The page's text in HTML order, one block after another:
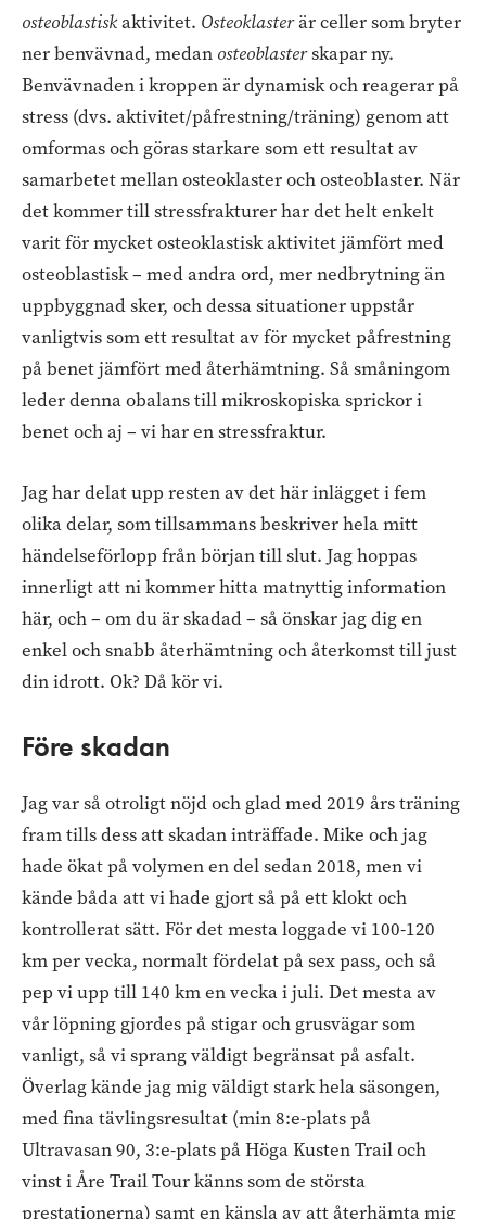
osteoblastiskaktivitet. Osteoklasterär celler som bryter
ner benvävnad, medan osteoblasterskapar ny.
Benvävnaden i kroppen är dynamisk och reagerar på
stress (dvs. aktivitet/påfrestning/träning) genom att
omformas och göras starkare som ett resultat av
samarbetet mellan osteoklaster och osteoblaster. När
det kommer till stressfrakturer har det helt enkelt
varit för mycket osteoklastisk aktivitet jämfört med
osteoblastisk – med andra ord, mer nedbrytning än
uppbyggnad sker, och dessa situationer uppstår
vanligtvis som ett resultat av för mycket påfrestning
på benet jämfört med återhämtning. Så småningom
leder denna obalans till mikroskopiska sprickor i
benet och aj – vi har en stressfraktur.
Jag har delat upp resten av det här inlägget i fem
olika delar, som tillsammans beskriver hela mitt
händelseförlopp från början till slut. Jag hoppas
innerligt att ni kommer hitta matnyttig information
här, och – om du är skadad – så önskar jag dig en
enkel och snabb återhämtning och återkomst till just
din idrott. Ok? Då kör vi.
Före skadan
Jag var så otroligt nöjd och glad med 2019 års träning
fram tills dess att skadan inträffade. Mike och jag
hade ökat på volymen en del sedan 2018, men vi
kände båda att vi hade gjort så på ett klokt och
kontrollerat sätt. För det mesta loggade vi 100-120
km per vecka, normalt fördelat på sex pass, och så
pep vi upp till 140 km en vecka i juli. Det mesta av
vår löpning gjordes på stigar och grusvägar som
vanligt, så vi sprang väldigt begränsat på asfalt.
Överlag kände jag mig väldigt stark hela säsongen,
med fina tävlingsresultat (min 8:e-plats på
Ultravasan 90, 3:e-plats på Höga Kusten Trail och
vinst i Åre Trail Tour känns som de största
prestationerna) samt en känsla av att återhämta mig